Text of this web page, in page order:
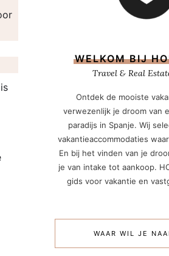
WELKOM BIJ
Travel & Real
Ontdek de mooiste
verwezenlijk je droom van
paradijs in Spanje. Wij
vakantieaccommodaties
En bij het vinden van je
je van intake tot aankoop.
gids voor vakantie en
WAAR WIL JE